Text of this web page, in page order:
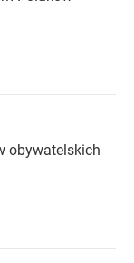
obywatelskich